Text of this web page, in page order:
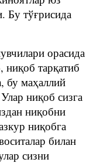
Бу тўғрисида
орасида
тарқатиб
бу маҳаллий
ниқоб сизга
ниқобни
ниқобга
билан
сизни